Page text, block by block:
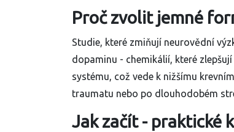
Proč zvolit jemné
Studie, které zmiňují neurovědní
dopaminu - chemikálií, které
systému, což vede k nižšímu
traumatu nebo po dlouhodobém
Jak začít - praktické